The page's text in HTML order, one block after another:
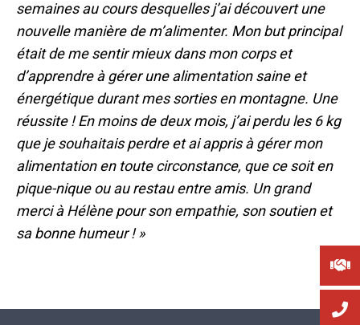
semaines au cours desquelles j’ai découvert une
nouvelle manière de m’alimenter. Mon but principal
était de me sentir mieux dans mon corps et
d’apprendre à gérer une alimentation saine et
énergétique durant mes sorties en montagne. Une
réussite ! En moins de deux mois, j’ai perdu les 6 kg
que je souhaitais perdre et ai appris à gérer mon
alimentation en toute circonstance, que ce soit en
pique-nique ou au restau entre amis. Un grand
merci à Hélène pour son empathie, son soutien et
sa bonne humeur ! »